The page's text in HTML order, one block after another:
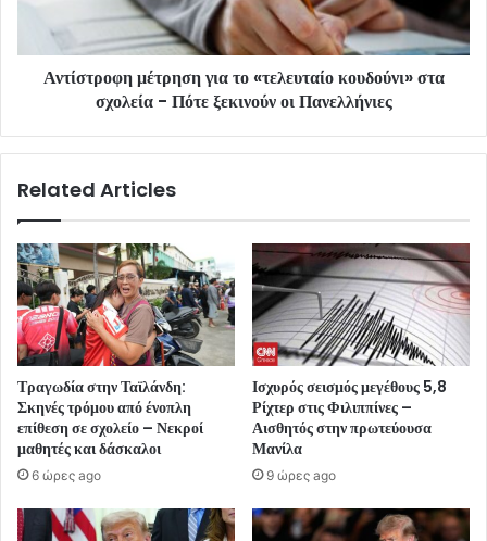
Αντίστροφη μέτρηση για το «τελευταίο κουδούνι» στα
σχολεία - Πότε ξεκινούν οι Πανελλήνιες
Related Articles
Τραγωδία στην Ταϊλάνδη:
Σκηνές τρόμου από ένοπλη
επίθεση σε σχολείο – Νεκροί
μαθητές και δάσκαλοι
6 ώρες ago
Ισχυρός σεισμός μεγέθους 5,8
Ρίχτερ στις Φιλιππίνες –
Αισθητός στην πρωτεύουσα
Μανίλα
9 ώρες ago